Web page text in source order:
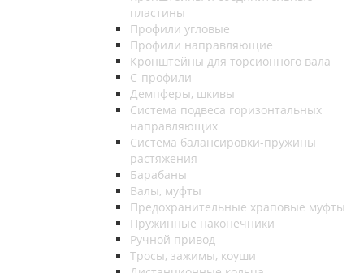
пластины
Профили угловые
Профили направляющие
Кронштейны для торсионного вала
С-профили
Демпферы, шкивы
Система подвеса горизонтальных
направляющих
Система балансировки-пружины
растяжения
Барабаны
Валы, муфты
Предохранительные храповые муфты
Пружинные наконечники
Ручной привод
Тросы, зажимы, коуши